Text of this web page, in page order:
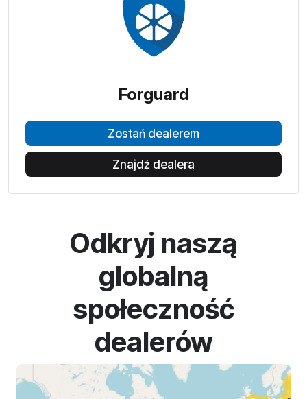
Forguard
Zostań dealerem
Znajdź dealera
Odkryj naszą
globalną
społeczność
dealerów